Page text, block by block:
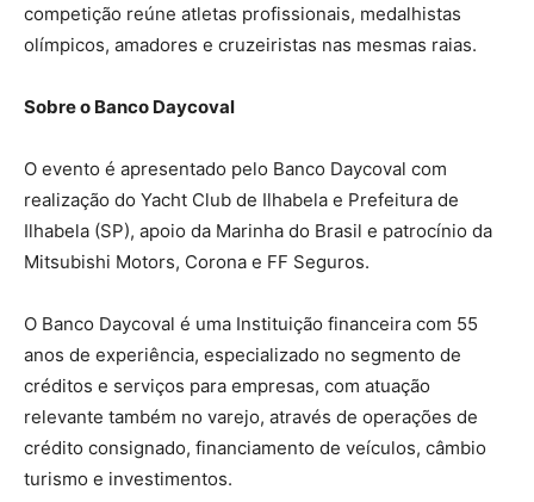
competição reúne atletas profissionais, medalhistas
olímpicos, amadores e cruzeiristas nas mesmas raias.
Sobre o Banco Daycoval
O evento é apresentado pelo Banco Daycoval com
realização do Yacht Club de Ilhabela e Prefeitura de
Ilhabela (SP), apoio da Marinha do Brasil e patrocínio da
Mitsubishi Motors, Corona e FF Seguros.
O Banco Daycoval é uma Instituição financeira com 55
anos de experiência, especializado no segmento de
créditos e serviços para empresas, com atuação
relevante também no varejo, através de operações de
crédito consignado, financiamento de veículos, câmbio
turismo e investimentos.